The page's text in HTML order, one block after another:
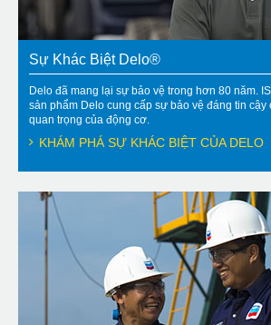
Sự Khác Biệt Delo®
Delo đã mang lại sự bảo vệ trong hơn 80 năm.
sản phẩm Delo cung cấp sự bảo vệ đáng tin cậy
quan trọng của động cơ.
KHÁM PHÁ SỰ KHÁC BIỆT CỦA DELO